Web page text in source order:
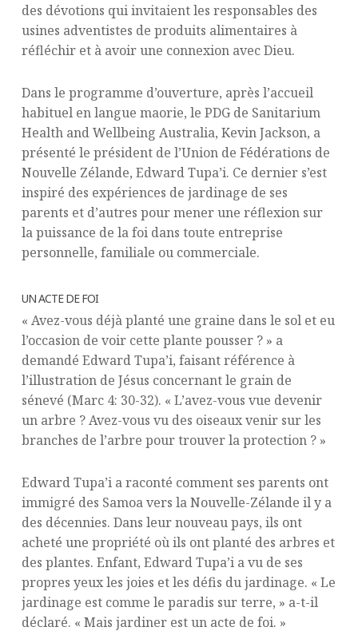
des dévotions qui invitaient les responsables des
usines adventistes de produits alimentaires à
réfléchir et à avoir une connexion avec Dieu.
Dans le programme d’ouverture, après l’accueil
habituel en langue maorie, le PDG de Sanitarium
Health and Wellbeing Australia, Kevin Jackson, a
présenté le président de l’Union de Fédérations de
Nouvelle Zélande, Edward Tupa’i. Ce dernier s’est
inspiré des expériences de jardinage de ses
parents et d’autres pour mener une réflexion sur
la puissance de la foi dans toute entreprise
personnelle, familiale ou commerciale.
UN ACTE DE FOI
« Avez-vous déjà planté une graine dans le sol et eu
l’occasion de voir cette plante pousser ? » a
demandé Edward Tupa’i, faisant référence à
l’illustration de Jésus concernant le grain de
sénevé (Marc 4: 30-32). « L’avez-vous vue devenir
un arbre ? Avez-vous vu des oiseaux venir sur les
branches de l’arbre pour trouver la protection ? »
Edward Tupa’i a raconté comment ses parents ont
immigré des Samoa vers la Nouvelle-Zélande il y a
des décennies. Dans leur nouveau pays, ils ont
acheté une propriété où ils ont planté des arbres et
des plantes. Enfant, Edward Tupa’i a vu de ses
propres yeux les joies et les défis du jardinage. « Le
jardinage est comme le paradis sur terre, » a-t-il
déclaré. « Mais jardiner est un acte de foi. »